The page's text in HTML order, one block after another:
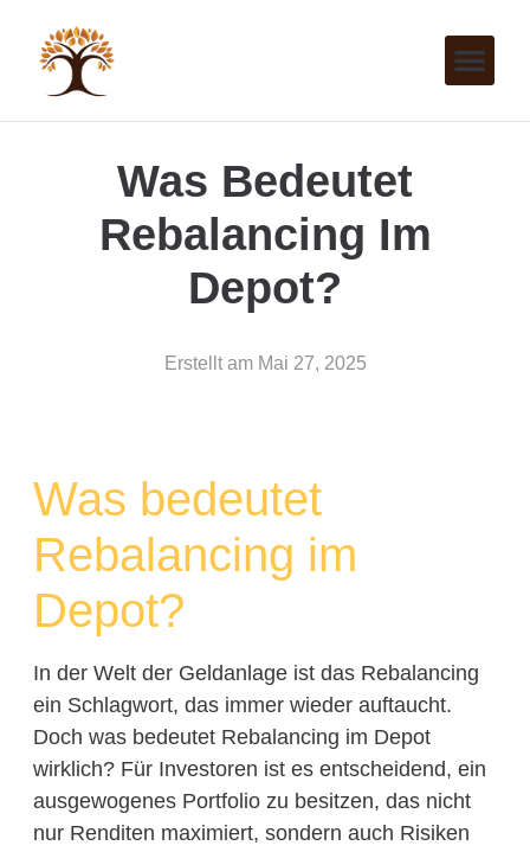
Was Bedeutet
Rebalancing Im
Depot?
Erstellt am Mai 27, 2025
Was bedeutet
Rebalancing im
Depot?
In der Welt der Geldanlage ist das Rebalancing
ein Schlagwort, das immer wieder auftaucht.
Doch was bedeutet Rebalancing im Depot
wirklich? Für Investoren ist es entscheidend, ein
ausgewogenes Portfolio zu besitzen, das nicht
nur Renditen maximiert, sondern auch Risiken